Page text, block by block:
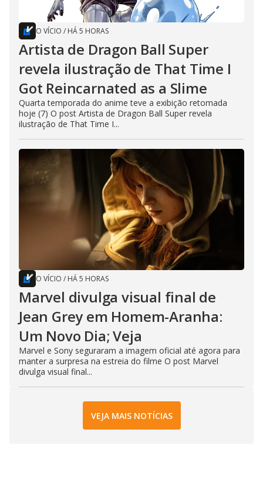
O VÍCIO / HÁ 5 HORAS
Artista de Dragon Ball Super
revela ilustração de That Time I
Got Reincarnated as a Slime
Quarta temporada do anime teve a exibição retomada
hoje (7) O post Artista de Dragon Ball Super revela
ilustração de That Time I...
O VÍCIO / HÁ 5 HORAS
Marvel divulga visual final de
Jean Grey em Homem-Aranha:
Um Novo Dia; Veja
Marvel e Sony seguraram a imagem oficial até agora para
manter a surpresa na estreia do filme O post Marvel
divulga visual final...
VEJA MAIS NOTÍCIAS